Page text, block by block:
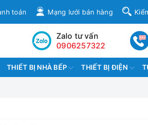
toán Mạng lưới bán hàng
Zalo tư vấn
0906257322
THIẾT BỊ NHÀ BẾP THIẾT BỊ ĐIỆN